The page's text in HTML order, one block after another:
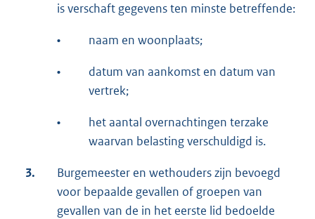
is verschaft gegevens ten minste betreffende:
• naam en woonplaats;
•
datum van aankomst en datum van
vertrek;
•
het aantal overnachtingen terzake
waarvan belasting verschuldigd is.
3.
Burgemeester en wethouders zijn bevoegd
voor bepaalde gevallen of groepen van
gevallen van de in het eerste lid bedoelde